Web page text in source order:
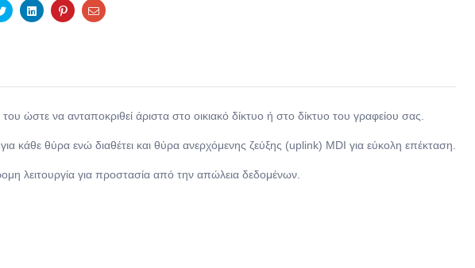
TwitterLinkedinPinterestEmail
ώστε να ανταποκριθεί άριστα στο οικιακό δίκτυο ή στο δίκτυο του γραφείου σας.
κάθε θύρα ενώ διαθέτει και θύρα ανερχόμενης ζεύξης (uplink) MDI για εύκολη επέκταση.
λειτουργία για προστασία από την απώλεια δεδομένων.